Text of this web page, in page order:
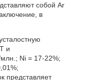
собой Ar
в
и
Ni = 17-22%;
представляет